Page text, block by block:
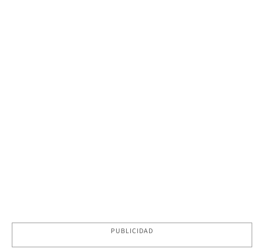
PUBLICIDAD